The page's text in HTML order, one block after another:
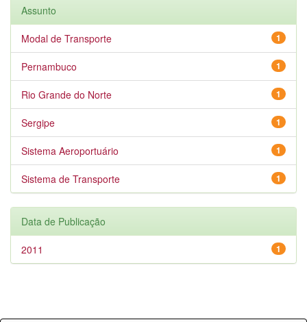
Assunto
1
Modal de Transporte
1
Pernambuco
1
Rio Grande do Norte
1
Sergipe
1
Sistema Aeroportuário
1
Sistema de Transporte
Data de Publicação
1
2011